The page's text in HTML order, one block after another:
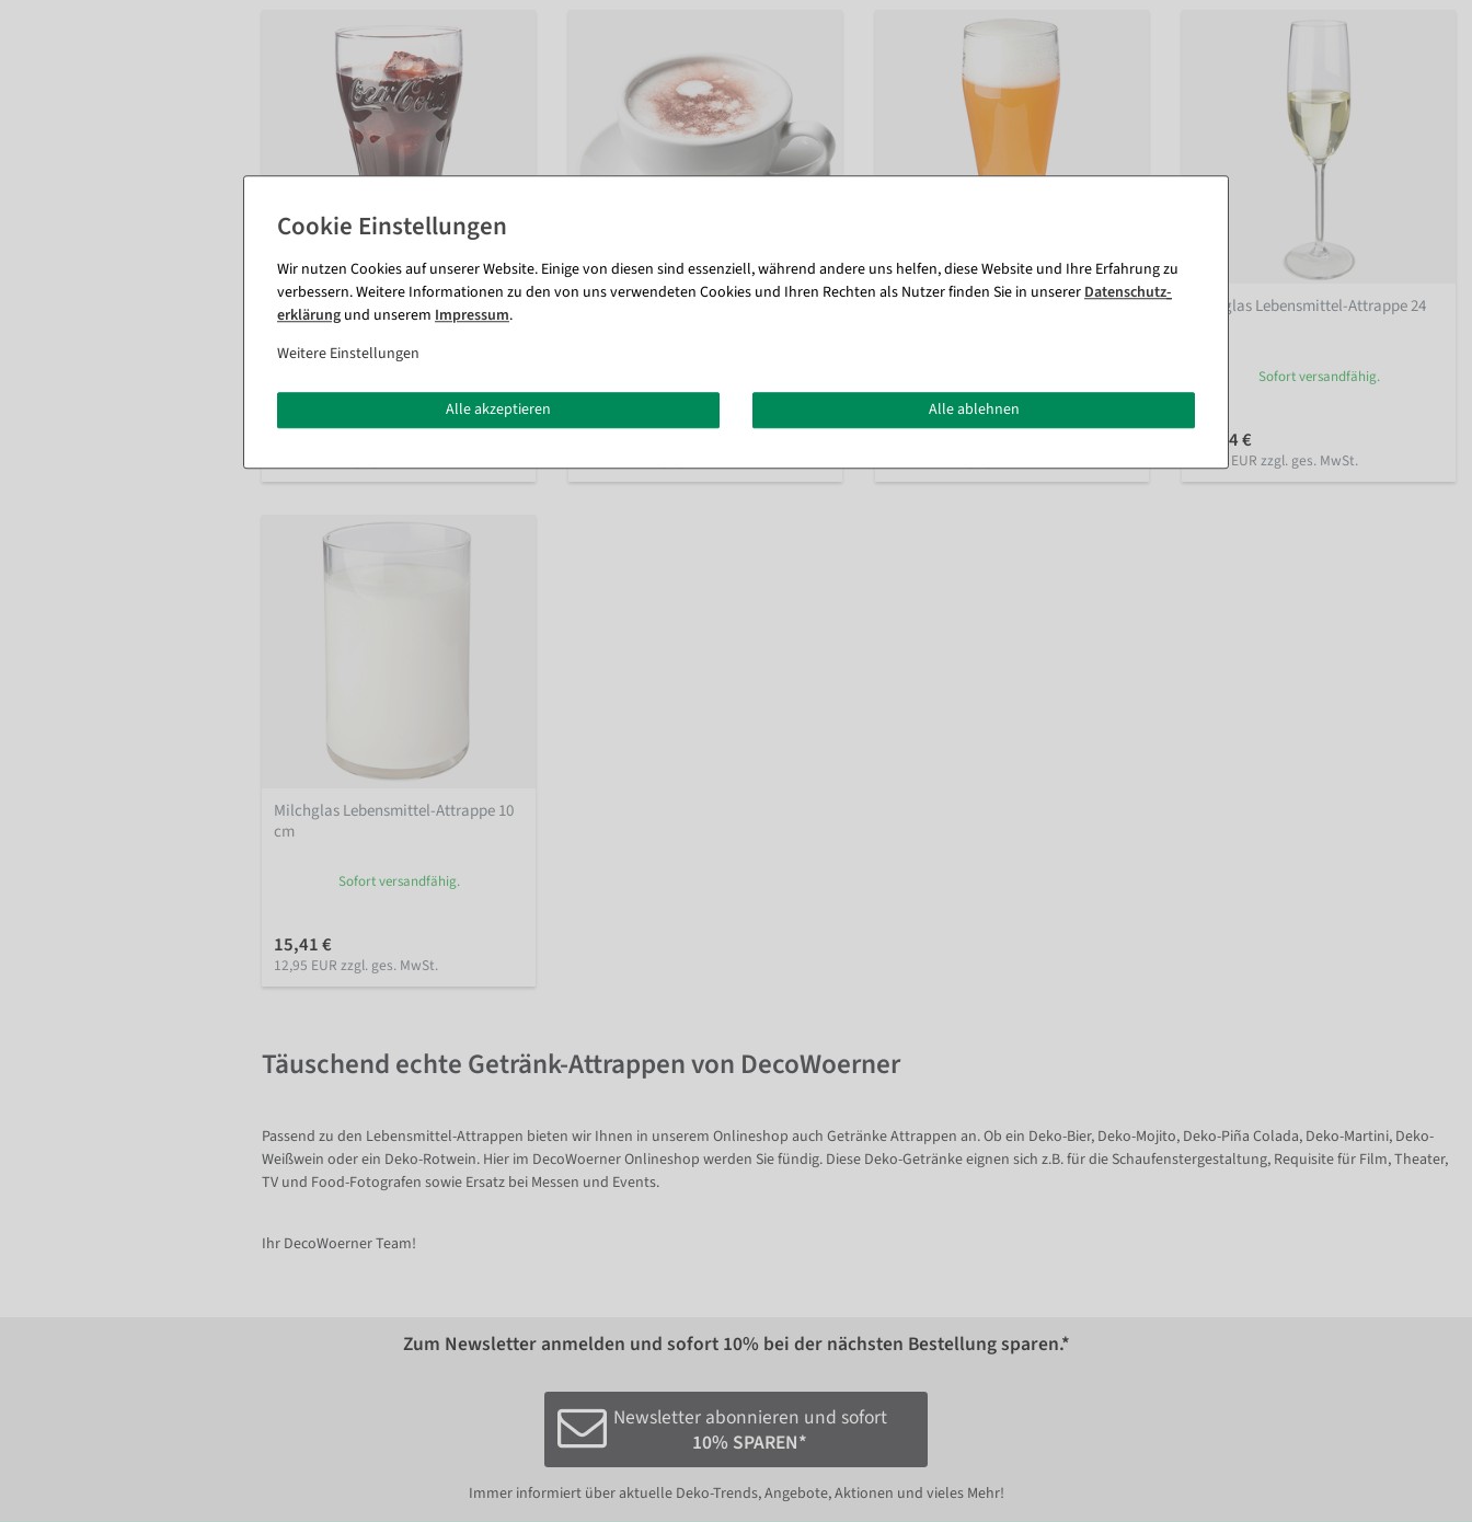
Cola Lebensmittel-Attrappe 14,5 cm
Cappuccino Lebensmittel-Attrappe
Weißbier Lebensmittel-Attrappe 0,5 l
Sektglas Lebensmittel-Attrappe 24
Sofort versandfähig.
23,74 €
19,95 EUR zzgl. ges. MwSt.
Milchglas Lebensmittel-Attrappe 10
cm
Sofort versandfähig.
15,41 €
12,95 EUR zzgl. ges. MwSt.
Täuschend echte Getränk-Attrappen von DecoWoerner
Passend zu den Lebensmittel-Attrappen bieten wir Ihnen in unserem Onlineshop auch Getränke Attrappen an. Ob ein Deko-Bier, Deko-Mojito, Deko-Piña Colada, Deko-Martini, Deko-
Weißwein oder ein Deko-Rotwein. Hier im DecoWoerner Onlineshop werden Sie fündig. Diese Deko-Getränke eignen sich z.B. für die Schaufenstergestaltung, Requisite für Film, Theater,
TV und Food-Fotografen sowie Ersatz bei Messen und Events.
Ihr DecoWoerner Team!
Zum Newsletter anmelden und sofort 10% bei der nächsten Bestellung sparen.*
Newsletter abonnieren und sofort
10% SPAREN*
Immer informiert über aktuelle Deko-Trends, Angebote, Aktionen und vieles Mehr!
Wir nutzen Cookies auf unserer Website. Einige von diesen sind essenziell, während andere uns helfen, diese Website und Ihre Erfahrung zu
verbessern. Weitere Informationen zu den von uns verwendeten Cookies und Ihren Rechten als Nutzer finden Sie in unserer Daten­schutz­
erklärung und unserem Impressum.
Weitere Einstellungen
Alle akzeptieren Alle ablehnen